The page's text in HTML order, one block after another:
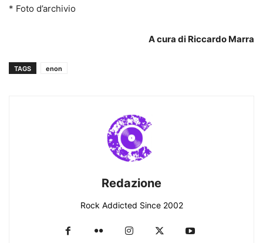
* Foto d’archivio
A cura di Riccardo Marra
TAGS enon
Redazione
Rock Addicted Since 2002